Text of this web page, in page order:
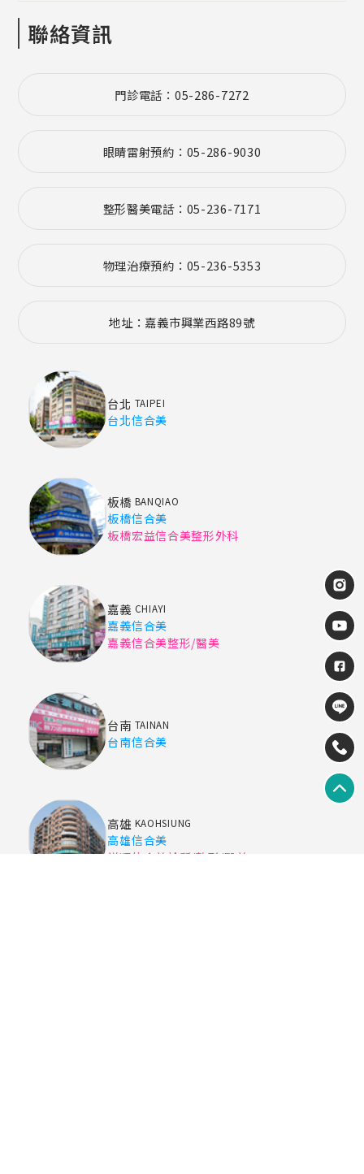
聯絡資訊
門診電話：05-286-7272
眼睛雷射預約：05-286-9030
整形醫美電話：05-236-7171
物理治療預約：05-236-5353
地址：嘉義市興業西路89號
台北 TAIPEI
台北信合美
板橋 BANQIAO
板橋信合美
板橋宏益信合美整形外科
嘉義 CHIAYI
嘉義信合美
嘉義信合美整形/醫美
台南 TAINAN
台南信合美
高雄 KAOHSIUNG
高雄信合美
祥順信合美診所/整形/醫美